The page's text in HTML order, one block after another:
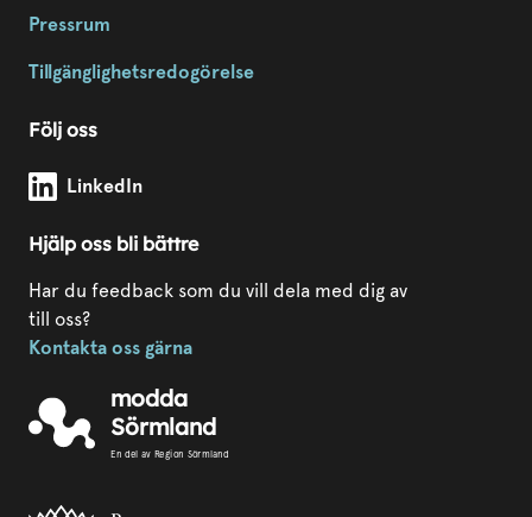
modda
Sörmland
En del av Region Sörmland
Pressrum
Tillgänglighetsredogörelse
Följ oss
Modda Sörmland på
LinkedIn
Hjälp oss bli bättre
Har du feedback som du vill dela med dig av
till oss?
Kontakta oss gärna